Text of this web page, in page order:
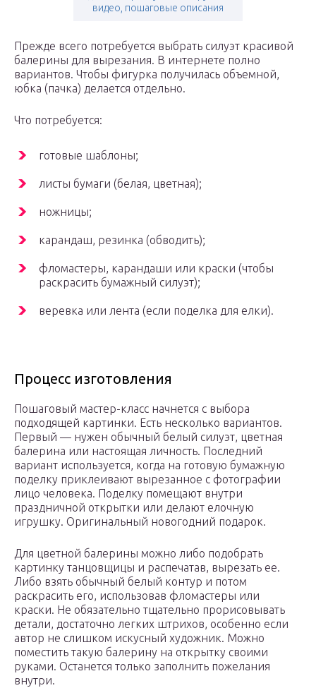
видео, пошаговые описания
Прежде всего потребуется выбрать силуэт красивой
балерины для вырезания. В интернете полно
вариантов. Чтобы фигурка получилась объемной,
юбка (пачка) делается отдельно.
Что потребуется:
готовые шаблоны;
листы бумаги (белая, цветная);
ножницы;
карандаш, резинка (обводить);
фломастеры, карандаши или краски (чтобы
раскрасить бумажный силуэт);
веревка или лента (если поделка для елки).
Процесс изготовления
Пошаговый мастер-класс начнется с выбора
подходящей картинки. Есть несколько вариантов.
Первый — нужен обычный белый силуэт, цветная
балерина или настоящая личность. Последний
вариант используется, когда на готовую бумажную
поделку приклеивают вырезанное с фотографии
лицо человека. Поделку помещают внутри
праздничной открытки или делают елочную
игрушку. Оригинальный новогодний подарок.
Для цветной балерины можно либо подобрать
картинку танцовщицы и распечатав, вырезать ее.
Либо взять обычный белый контур и потом
раскрасить его, использовав фломастеры или
краски. Не обязательно тщательно прорисовывать
детали, достаточно легких штрихов, особенно если
автор не слишком искусный художник. Можно
поместить такую балерину на открытку своими
руками. Останется только заполнить пожелания
внутри.